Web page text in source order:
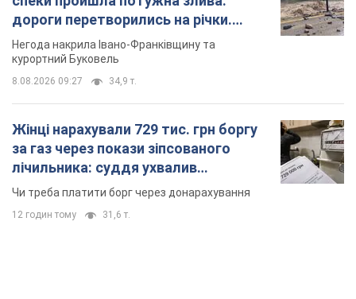
дороги перетворились на річки.
Відео
Негода накрила Івано-Франківщину та
курортний Буковель
8.08.2026 09:27 34,9 т.
Жінці нарахували 729 тис. грн боргу
за газ через покази зіпсованого
лічильника: суддя ухвалив
неочікуване рішення
Чи треба платити борг через донарахування
12 годин тому 31,6 т.